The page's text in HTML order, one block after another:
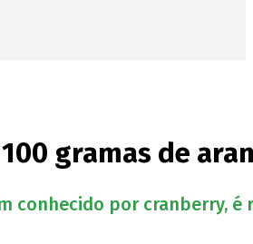
gramas de
conhecido por cranberry,